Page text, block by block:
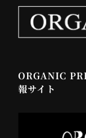
ORGANIC
報サイト